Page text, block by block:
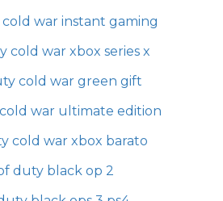
war instant gaming
cold war xbox series x
cold war green gift
war ultimate edition
cold war xbox barato
duty black op 2